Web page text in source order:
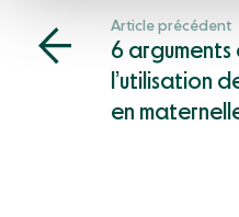
Article précédent
6
l’utilisation
en